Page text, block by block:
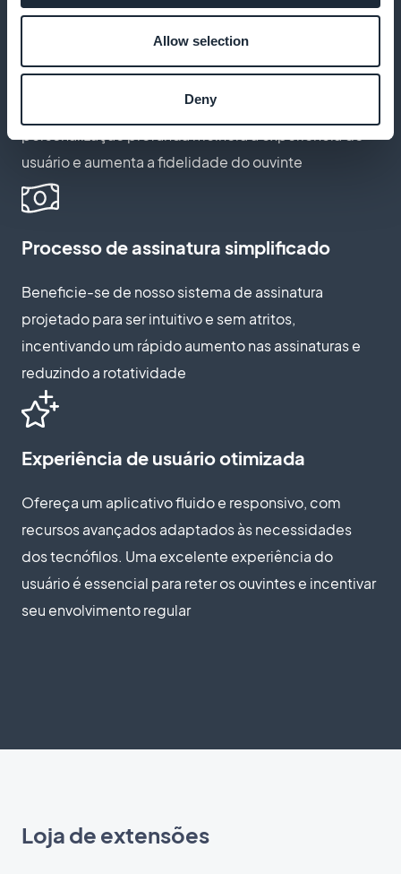
Allow selection
Deny
Personalização extensiva de assinaturas
correspondam perfeitamente à identidade de sua
marca e às expectativas do público. A
usuário e aumenta a fidelidade do ouvinte
Processo de assinatura simplificado
Beneficie-se de nosso sistema de assinatura
projetado para ser intuitivo e sem atritos,
incentivando um rápido aumento nas assinaturas e
reduzindo a rotatividade
Experiência de usuário otimizada
Ofereça um aplicativo fluido e responsivo, com
recursos avançados adaptados às necessidades
dos tecnófilos. Uma excelente experiência do
usuário é essencial para reter os ouvintes e incentivar
seu envolvimento regular
Loja de extensões